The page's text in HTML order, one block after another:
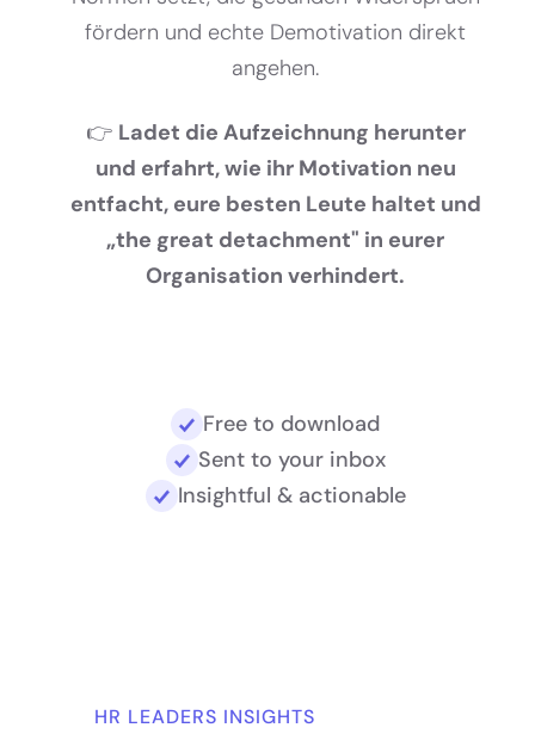
fördern und echte Demotivation direkt
angehen.
👉 Ladet die Aufzeichnung herunter
und erfahrt, wie ihr Motivation neu
entfacht, eure besten Leute haltet und
„the great detachment" in eurer
Organisation verhindert.
Free to download
Sent to your inbox
Insightful & actionable
HR LEADERS INSIGHTS